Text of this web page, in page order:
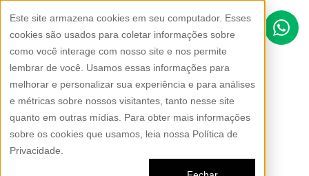
Este site armazena cookies em seu computador. Esses
cookies são usados para coletar informações sobre
como você interage com nosso site e nos permite
lembrar de você. Usamos essas informações para
melhorar e personalizar sua experiência e para análises
e métricas sobre nossos visitantes, tanto nesse site
quanto em outras mídias. Para obter mais informações
sobre os cookies que usamos, leia nossa Política de
Privacidade.
Escolha segurança e
exclusividade para seus
caminhos